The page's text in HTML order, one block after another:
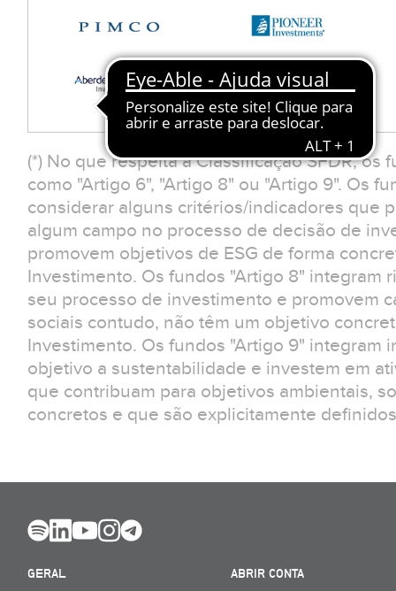
(*) No que respeita à Classificação SFDR,
como "Artigo 6", "Artigo 8" ou "Artigo 9". Os
considerar alguns critérios/indicadores que
algum campo no processo de decisão de
promovem objetivos de ESG de forma
Investimento. Os fundos "Artigo 8" integram
seu processo de investimento e promovem
sociais contudo, não têm um objetivo
Investimento. Os fundos "Artigo 9" integram
objetivo a sustentabilidade e investem em
que contribuam para objetivos ambientais,
concretos e que são explicitamente
GERAL
ABRIR CONTA